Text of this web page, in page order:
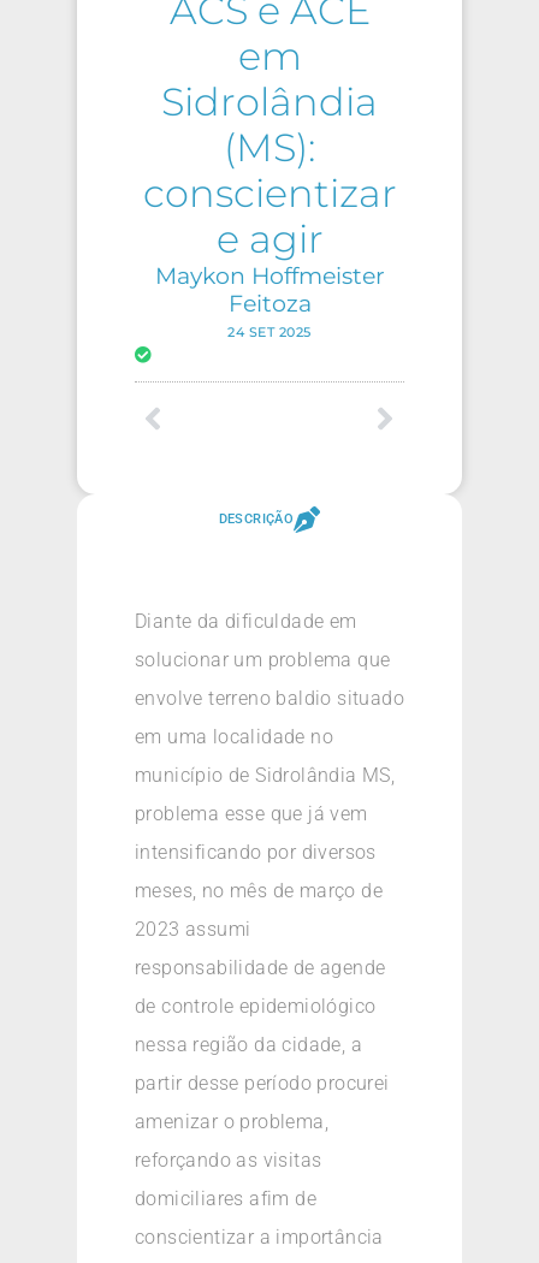
ACS e ACE
em
Sidrolândia
(MS):
conscientizar
e agir
Maykon Hoffmeister
Feitoza
24 SET 2025
DESCRIÇÃO
Diante da dificuldade em
solucionar um problema que
envolve terreno baldio situado
em uma localidade no
município de Sidrolândia MS,
problema esse que já vem
intensificando por diversos
meses, no mês de março de
2023 assumi
responsabilidade de agende
de controle epidemiológico
nessa região da cidade, a
partir desse período procurei
amenizar o problema,
reforçando as visitas
domiciliares afim de
conscientizar a importância